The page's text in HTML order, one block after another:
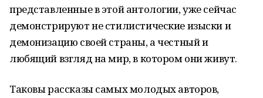
представленные в этой антологии, уже сейчас
демонстрируют не стилистические изыски и
демонизацию своей страны, а честный и
любящий взгляд на мир, в котором они живут.
Таковы рассказы самых молодых авторов,